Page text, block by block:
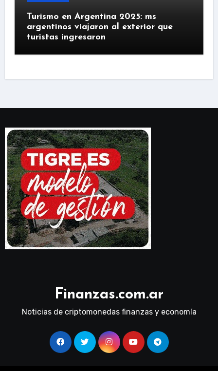
Turismo en Argentina 2025: ms
argentinos viajaron al exterior que
turistas ingresaron
Finanzas.com.ar
Noticias de criptomonedas finanzas y economía